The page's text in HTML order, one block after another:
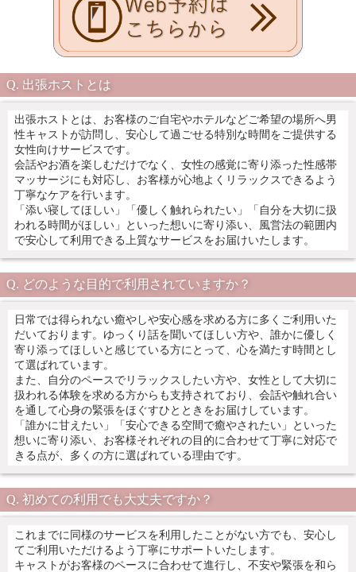
出張ホストとは
出張ホストとは、お客様のご自宅やホテルなどご希望の場所へ男
性キャストが訪問し、安心して過ごせる特別な時間をご提供する
女性向けサービスです。
会話やお酒を楽しむだけでなく、女性の感覚に寄り添った性感帯
マッサージにも対応し、お客様が心地よくリラックスできるよう
丁寧なケアを行います。
「添い寝してほしい」「優しく触れられたい」「自分を大切に扱
われる時間がほしい」といった想いに寄り添い、風営法の範囲内
で安心して利用できる上質なサービスをお届けいたします。
どのような目的で利用されていますか？
日常では得られない癒やしや安心感を求める方に多くご利用いた
だいております。ゆっくり話を聞いてほしい方や、誰かに優しく
寄り添ってほしいと感じている方にとって、心を満たす時間とし
て選ばれています。
また、自分のペースでリラックスしたい方や、女性として大切に
扱われる体験を求める方からも支持されており、会話や触れ合い
を通して心身の緊張をほぐすひとときをお届けしています。
「誰かに甘えたい」「安心できる空間で癒やされたい」といった
想いに寄り添い、お客様それぞれの目的に合わせて丁寧に対応で
きる点が、多くの方に選ばれている理由です。
初めての利用でも大丈夫ですか？
これまでに同様のサービスを利用したことがない方でも、安心し
てご利用いただけるよう丁寧にサポートいたします。
キャストがお客様のペースに合わせて進行し、不安や緊張を和ら